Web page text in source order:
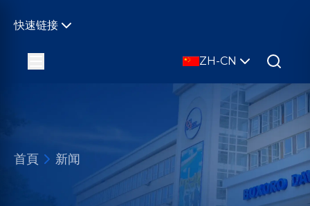
快速链接
ZH-CN
首頁 新闻